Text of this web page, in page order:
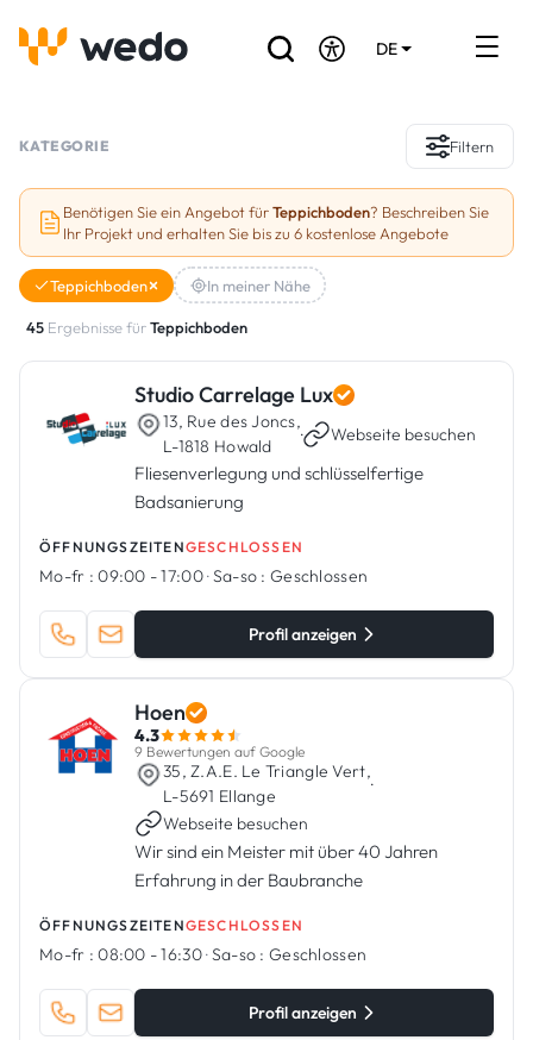
DE
Referenzen
Förderungen & Zuschüsse
Sind Sie Handwerker?
Einloggen
KATEGORIE Filtern
Benötigen Sie ein Angebot fürTeppichboden? Beschreiben Sie
Ihr Projekt und erhalten Sie bis zu 6 kostenlose Angebote
Teppichboden In meiner Nähe
45 Ergebnisse fürTeppichboden
Studio Carrelage Lux
13, Rue des Joncs,
L-1818 Howald
· Webseite besuchen
Fliesenverlegung und schlüsselfertige
Badsanierung
ÖFFNUNGSZEITENGESCHLOSSEN
Mo-fr : 09:00 - 17:00·Sa-so : Geschlossen
Profil anzeigen
Hoen
4.3
9 Bewertungen auf Google
35, Z.A.E. Le Triangle Vert,
L-5691 Ellange
·
Webseite besuchen
Wir sind ein Meister mit über 40 Jahren
Erfahrung in der Baubranche
ÖFFNUNGSZEITENGESCHLOSSEN
Mo-fr : 08:00 - 16:30·Sa-so : Geschlossen
Profil anzeigen